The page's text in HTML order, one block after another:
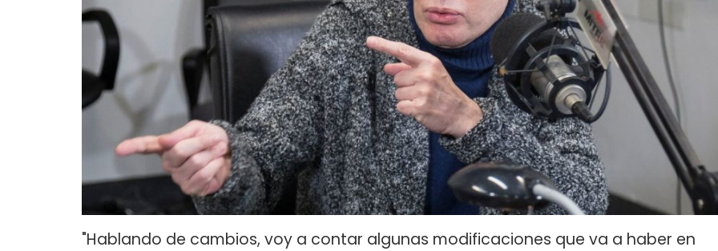
"Hablando de cambios, voy a contar algunas modificaciones que va a haber en